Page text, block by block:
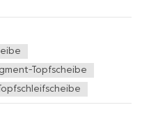
Topfscheibe